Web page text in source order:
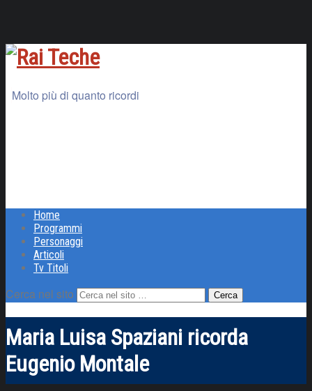
Molto più di quanto ricordi
Home
Programmi
Personaggi
Articoli
Tv Titoli
Cerca nel sito
Maria Luisa Spaziani ricorda
Eugenio Montale